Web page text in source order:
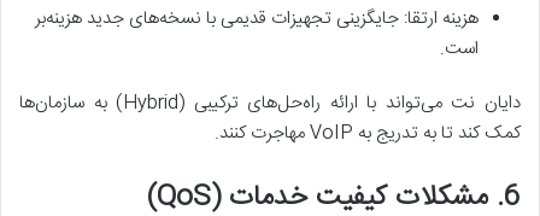
هزینه ارتقا: جایگزینی تجهیزات قدیمی با نسخه‌های جدید هزینه‌بر
است.
دایان نت می‌تواند با ارائه راه‌حل‌های ترکیبی (Hybrid) به سازمان‌ها
کمک کند تا به تدریج به VoIP مهاجرت کنند.
6. مشکلات کیفیت خدمات (QoS)